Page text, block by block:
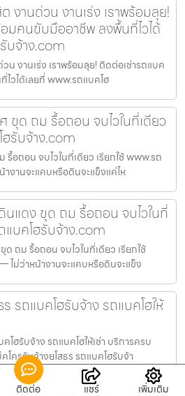
งานด่วน งานเร่ง เราพร้อมลุย!
มคนขับมืออาชีพ ลงพื้นที่ไวได้
บจ้าง.com
น งานเร่ง เราพร้อมลุย! ติดต่อเช่ารถแบค
วได้เลยที่ www.รถแบคโฮ
ขุด ถม รื้อถอน จบไวในที่เดียว
ฮรับจ้าง.com
อถอน จบไวในที่เดียว เรียกใช้ www.รถ
งานจะแคบหรือดินจะแข็งแค่ไห
แดง ขุด ถม รื้อถอน จบไวในที่
แบคโฮรับจ้าง.com
ถม รื้อถอน จบไวในที่เดียว เรียกใช้
ไม่ว่าหน้างานจะแคบหรือดินจะแข็ง
รถแบคโฮรับจ้าง รถแบคโฮให้
โฮรับจ้าง รถแบคโฮให้เช่า บริการครบ
โครรับจ้างยโสธร รถแบคโฮรับจ้า
ติดต่อ แชร์ เพิ่มเติม